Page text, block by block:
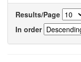
Results/Page
In order